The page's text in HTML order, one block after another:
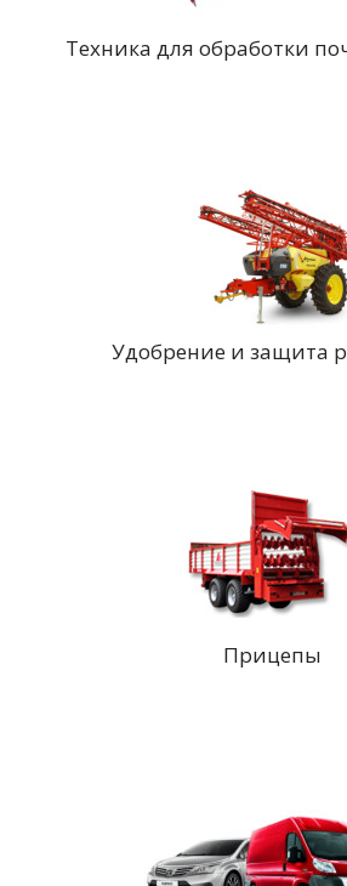
Техника для обработки
Удобрение и защита
Прицепы